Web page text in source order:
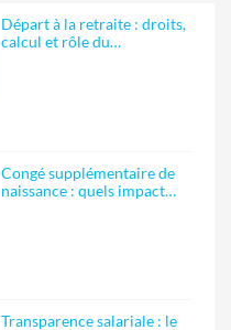
Départ à la retraite : droits,
calcul et rôle du…
Congé supplémentaire de
naissance : quels impact…
Transparence salariale : le